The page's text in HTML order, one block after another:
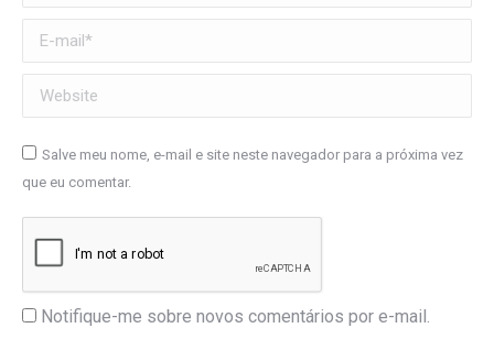
E-mail *
Website
Salve meu nome, e-mail e site neste navegador para a próxima vez
que eu comentar.
Notifique-me sobre novos comentários por e-mail.